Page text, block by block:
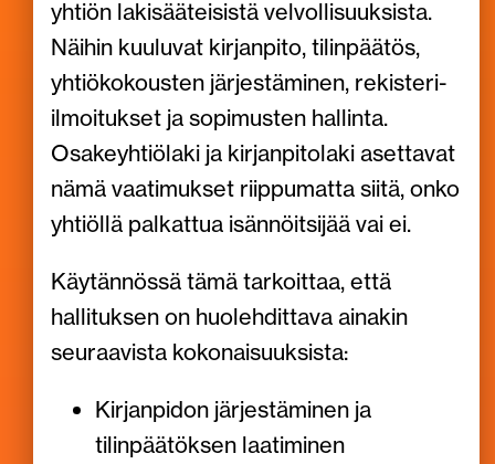
yhtiön lakisääteisistä velvollisuuksista.
Näihin kuuluvat kirjanpito, tilinpäätös,
yhtiökokousten järjestäminen, rekisteri-
ilmoitukset ja sopimusten hallinta.
Osakeyhtiölaki ja kirjanpitolaki asettavat
nämä vaatimukset riippumatta siitä, onko
yhtiöllä palkattua isännöitsijää vai ei.
Käytännössä tämä tarkoittaa, että
hallituksen on huolehdittava ainakin
seuraavista kokonaisuuksista:
Kirjanpidon järjestäminen ja
tilinpäätöksen laatiminen